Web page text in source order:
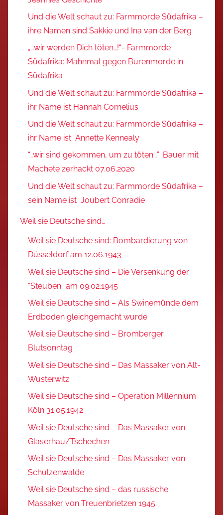
Und die Welt schaut zu: Farmmorde Südafrika –
ihre Namen sind Sakkie und Ina van der Berg
„…wir werden Dich töten…!“- Farmmorde
Südafrika: Mahnmal gegen Burenmorde in
Südafrika
Und die Welt schaut zu: Farmmorde Südafrika –
ihr Name ist Hannah Cornelius
Und die Welt schaut zu: Farmmorde Südafrika –
ihr Name ist Annette Kennealy
“…wir sind gekommen, um zu töten…”: Bauer mit
Machete zerhackt 07.06.2020
Und die Welt schaut zu: Farmmorde Südafrika –
sein Name ist Joubert Conradie
Weil sie Deutsche sind…
Weil sie Deutsche sind: Bombardierung von
Düsseldorf am 12.06.1943
Weil sie Deutsche sind – Die Versenkung der
“Steuben” am 09.02.1945
Weil sie Deutsche sind – Als Swinemünde dem
Erdboden gleichgemacht wurde
Weil sie Deutsche sind – Bromberger
Blutsonntag
Weil sie Deutsche sind – Das Massaker von Alt-
Wusterwitz
Weil sie Deutsche sind – Operation Millennium
Köln 31.05.1942
Weil sie Deutsche sind – Das Massaker von
Glaserhau/Tschechen
Weil sie Deutsche sind – Das Massaker von
Schulzenwalde
Weil sie Deutsche sind – das russische
Massaker von Treuenbrietzen 1945